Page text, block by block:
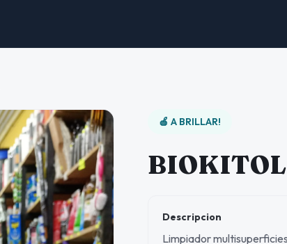
🍎 A BRILLAR!
BIOKITOL
Descripcion
Limpiador